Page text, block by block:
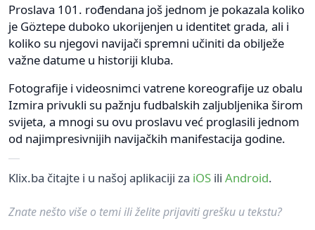
Proslava 101. rođendana još jednom je pokazala koliko
je Göztepe duboko ukorijenjen u identitet grada, ali i
koliko su njegovi navijači spremni učiniti da obilježe
važne datume u historiji kluba.
Fotografije i videosnimci vatrene koreografije uz obalu
Izmira privukli su pažnju fudbalskih zaljubljenika širom
svijeta, a mnogi su ovu proslavu već proglasili jednom
od najimpresivnijih navijačkih manifestacija godine.
Klix.ba čitajte i u našoj aplikaciji za iOS ili Android.
Znate nešto više o temi ili želite prijaviti grešku u tekstu?